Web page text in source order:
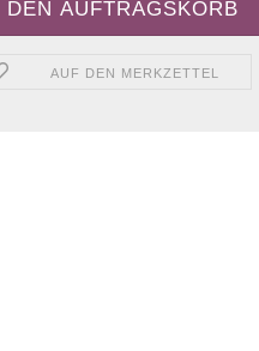
AUF DEN MERKZETTEL